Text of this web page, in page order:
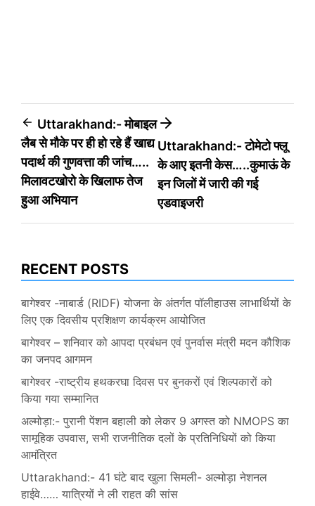
Post
navigation
Uttarakhand:- मोबाइल
लैब से मौके पर ही हो रहे हैं खाद्य
पदार्थ की गुणवत्ता की जांच…..
मिलावटखोरो के खिलाफ तेज
हुआ अभियान
Uttarakhand:- टोमेटो फ्लू
के आए इतनी केस…..कुमाऊं के
इन जिलों में जारी की गई
एडवाइजरी
RECENT POSTS
बागेश्वर -नाबार्ड (RIDF) योजना के अंतर्गत पॉलीहाउस लाभार्थियों के
लिए एक दिवसीय प्रशिक्षण कार्यक्रम आयोजित
बागेश्वर – शनिवार को आपदा प्रबंधन एवं पुनर्वास मंत्री मदन कौशिक
का जनपद आगमन
बागेश्वर -राष्ट्रीय हथकरघा दिवस पर बुनकरों एवं शिल्पकारों को
किया गया सम्मानित
अल्मोड़ा:- पुरानी पेंशन बहाली को लेकर 9 अगस्त को NMOPS का
सामूहिक उपवास, सभी राजनीतिक दलों के प्रतिनिधियों को किया
आमंत्रित
Uttarakhand:- 41 घंटे बाद खुला सिमली- अल्मोड़ा नेशनल
हाईवे…… यात्रियों ने ली राहत की सांस